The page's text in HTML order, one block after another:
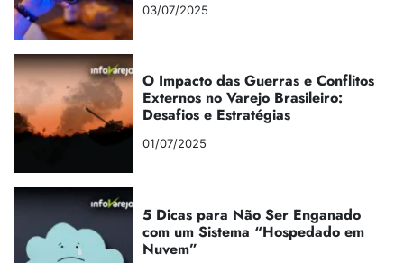
03/07/2025
O Impacto das Guerras e Conflitos
Externos no Varejo Brasileiro:
Desafios e Estratégias
01/07/2025
5 Dicas para Não Ser Enganado
com um Sistema “Hospedado em
Nuvem”